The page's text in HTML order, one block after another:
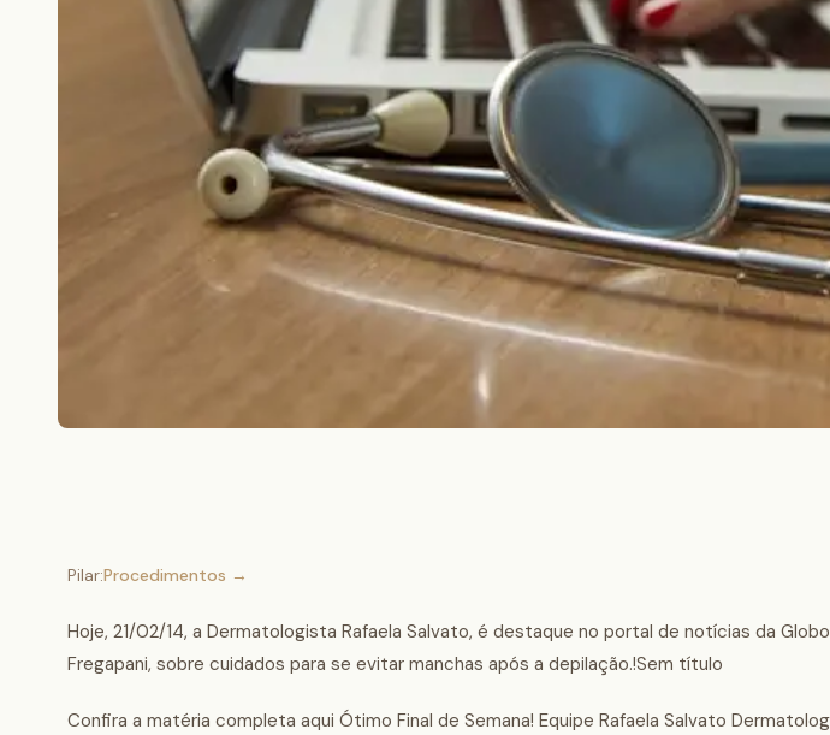
Pilar:Procedimentos →
Hoje, 21/02/14, a Dermatologista Rafaela Salvato, é destaque no portal de notícias da
Fregapani, sobre cuidados para se evitar manchas após a depilação.!Sem título
Confira a matéria completa aqui Ótimo Final de Semana! Equipe Rafaela Salvato